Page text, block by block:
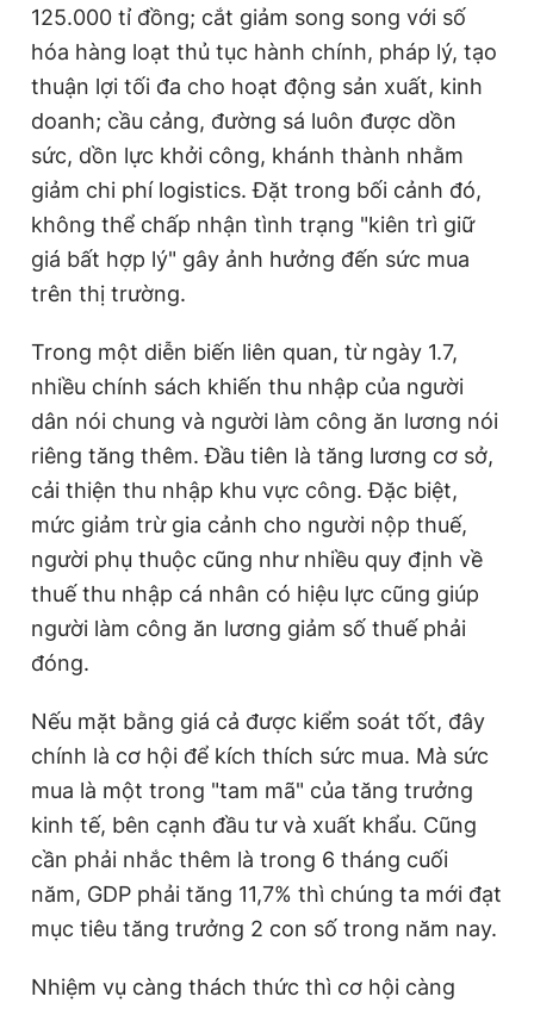
125.000 tỉ đồng; cắt giảm song song với số
hóa hàng loạt thủ tục hành chính, pháp lý, tạo
thuận lợi tối đa cho hoạt động sản xuất, kinh
doanh; cầu cảng, đường sá luôn được dồn
sức, dồn lực khởi công, khánh thành nhằm
giảm chi phí logistics. Đặt trong bối cảnh đó,
không thể chấp nhận tình trạng "kiên trì giữ
giá bất hợp lý" gây ảnh hưởng đến sức mua
trên thị trường.
Trong một diễn biến liên quan, từ ngày 1.7,
nhiều chính sách khiến thu nhập của người
dân nói chung và người làm công ăn lương nói
riêng tăng thêm. Đầu tiên là tăng lương cơ sở,
cải thiện thu nhập khu vực công. Đặc biệt,
mức giảm trừ gia cảnh cho người nộp thuế,
người phụ thuộc cũng như nhiều quy định về
thuế thu nhập cá nhân có hiệu lực cũng giúp
người làm công ăn lương giảm số thuế phải
đóng.
Nếu mặt bằng giá cả được kiểm soát tốt, đây
chính là cơ hội để kích thích sức mua. Mà sức
mua là một trong "tam mã" của tăng trưởng
kinh tế, bên cạnh đầu tư và xuất khẩu. Cũng
cần phải nhắc thêm là trong 6 tháng cuối
năm, GDP phải tăng 11,7% thì chúng ta mới đạt
mục tiêu tăng trưởng 2 con số trong năm nay.
Nhiệm vụ càng thách thức thì cơ hội càng